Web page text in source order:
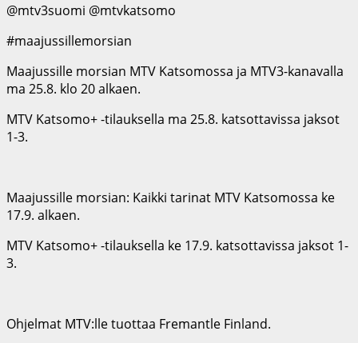
@mtv3suomi @mtvkatsomo
#maajussillemorsian
Maajussille morsian MTV Katsomossa ja MTV3-kanavalla
ma 25.8. klo 20 alkaen.
MTV Katsomo+ -tilauksella ma 25.8. katsottavissa jaksot
1-3.
Maajussille morsian: Kaikki tarinat MTV Katsomossa ke
17.9. alkaen.
MTV Katsomo+ -tilauksella ke 17.9. katsottavissa jaksot 1-
3.
Ohjelmat MTV:lle tuottaa Fremantle Finland.